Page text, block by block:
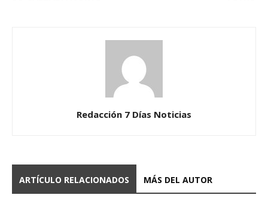
Redacción 7 Días Noticias
ARTÍCULO RELACIONADOS MÁS DEL AUTOR